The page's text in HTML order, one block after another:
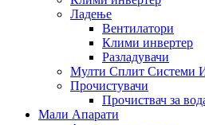
Ладење
Вентилатори
Клими инвертер
Разладувачи
Мулти Сплит Системи
Прочистувачи
Прочиствач за
Мали Апарати